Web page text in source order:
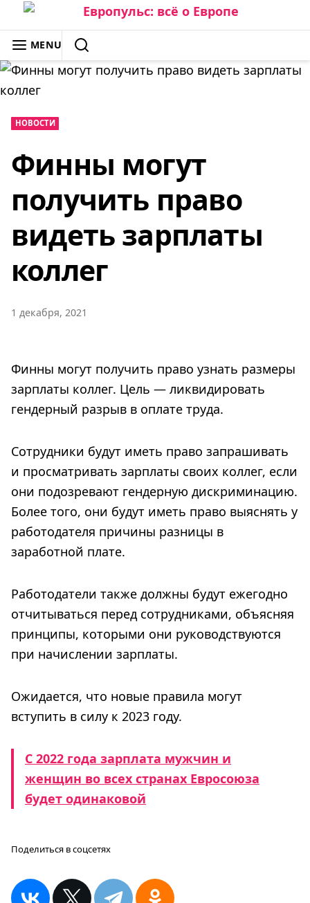
Skip
to
content
ЕВРОПУЛЬС: ВСЁ О ЕВРОПЕ
MENU
SEARCH
НОВОСТИ
Финны могут
получить право
видеть зарплаты
коллег
1 декабря, 2021
Финны могут получить право узнать размеры
зарплаты коллег. Цель — ликвидировать
гендерный разрыв в оплате труда.
Сотрудники будут иметь право запрашивать
и просматривать зарплаты своих коллег, если
они подозревают гендерную дискриминацию.
Более того, они будут иметь право выяснять у
работодателя причины разницы в
заработной плате.
Работодатели также должны будут ежегодно
отчитываться перед сотрудниками, объясняя
принципы, которыми они руководствуются
при начислении зарплаты.
Ожидается, что новые правила могут
вступить в силу к 2023 году.
С 2022 года зарплата мужчин и
женщин во всех странах Евросоюза
будет одинаковой
Поделиться в соцсетях